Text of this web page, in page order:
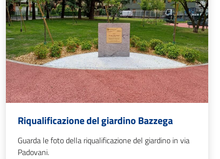
Riqualificazione del giardino Bazzega
Guarda le foto della riqualificazione del giardino in via
Padovani.